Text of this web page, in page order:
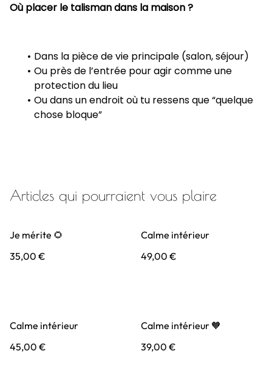
Où placer le talisman dans la maison ?
Dans la pièce de vie principale (salon, séjour)
Ou près de l’entrée pour agir comme une
protection du lieu
Ou dans un endroit où tu ressens que “quelque
chose bloque”
Articles qui pourraient vous plaire
Je mérite 🌻
35,00 €
Calme intérieur
49,00 €
Calme intérieur
45,00 €
Calme intérieur 🧡
39,00 €